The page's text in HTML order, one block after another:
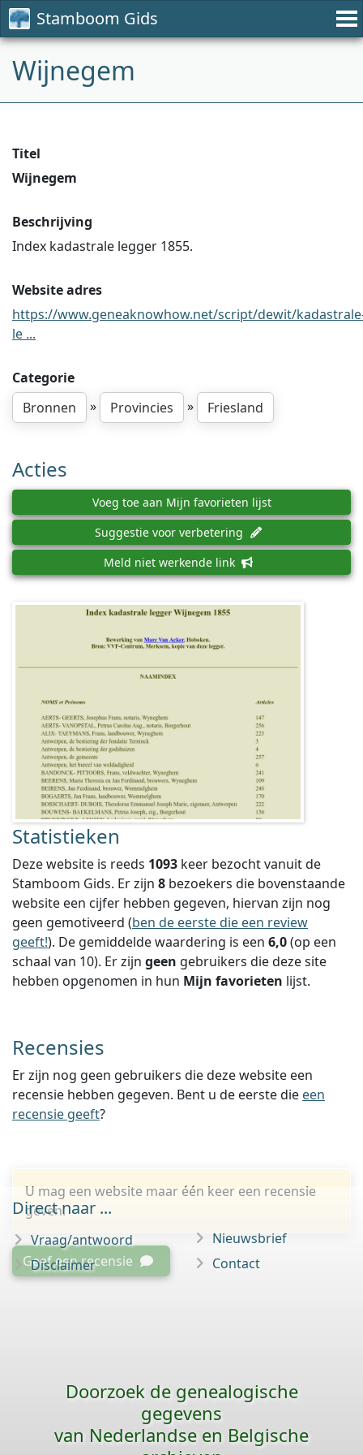
Stamboom Gids
Wijnegem
Titel
Wijnegem
Beschrijving
Index kadastrale legger 1855.
Website adres
https://www.geneaknowhow.net/script/dewit/
le ...
Categorie
Bronnen
» Provincies » Friesland
Acties
Voeg toe aan Mijn favorieten lijst
Suggestie voor verbetering
Meld niet werkende link
Statistieken
Deze website is reeds 1093 keer bezocht vanuit de
Stamboom Gids. Er zijn 8 bezoekers die bovenstaande
website een cijfer hebben gegeven, hiervan zijn nog
geen gemotiveerd (ben de eerste die een review
geeft!). De gemiddelde waardering is een 6,0(op een
schaal van 10). Er zijn geen gebruikers die deze site
hebben opgenomen in hun Mijn favorieten lijst.
Recensies
Er zijn nog geen gebruikers die deze website een
recensie hebben gegeven. Bent u de eerste die een
recensie geeft?
U mag een website maar één keer een recensie
geven.
Geef een recensie
Direct naar ...
Vraag/antwoord
Disclaimer
Nieuwsbrief
Contact
Doorzoek de genealogische
gegevens
van Nederlandse en Belgische